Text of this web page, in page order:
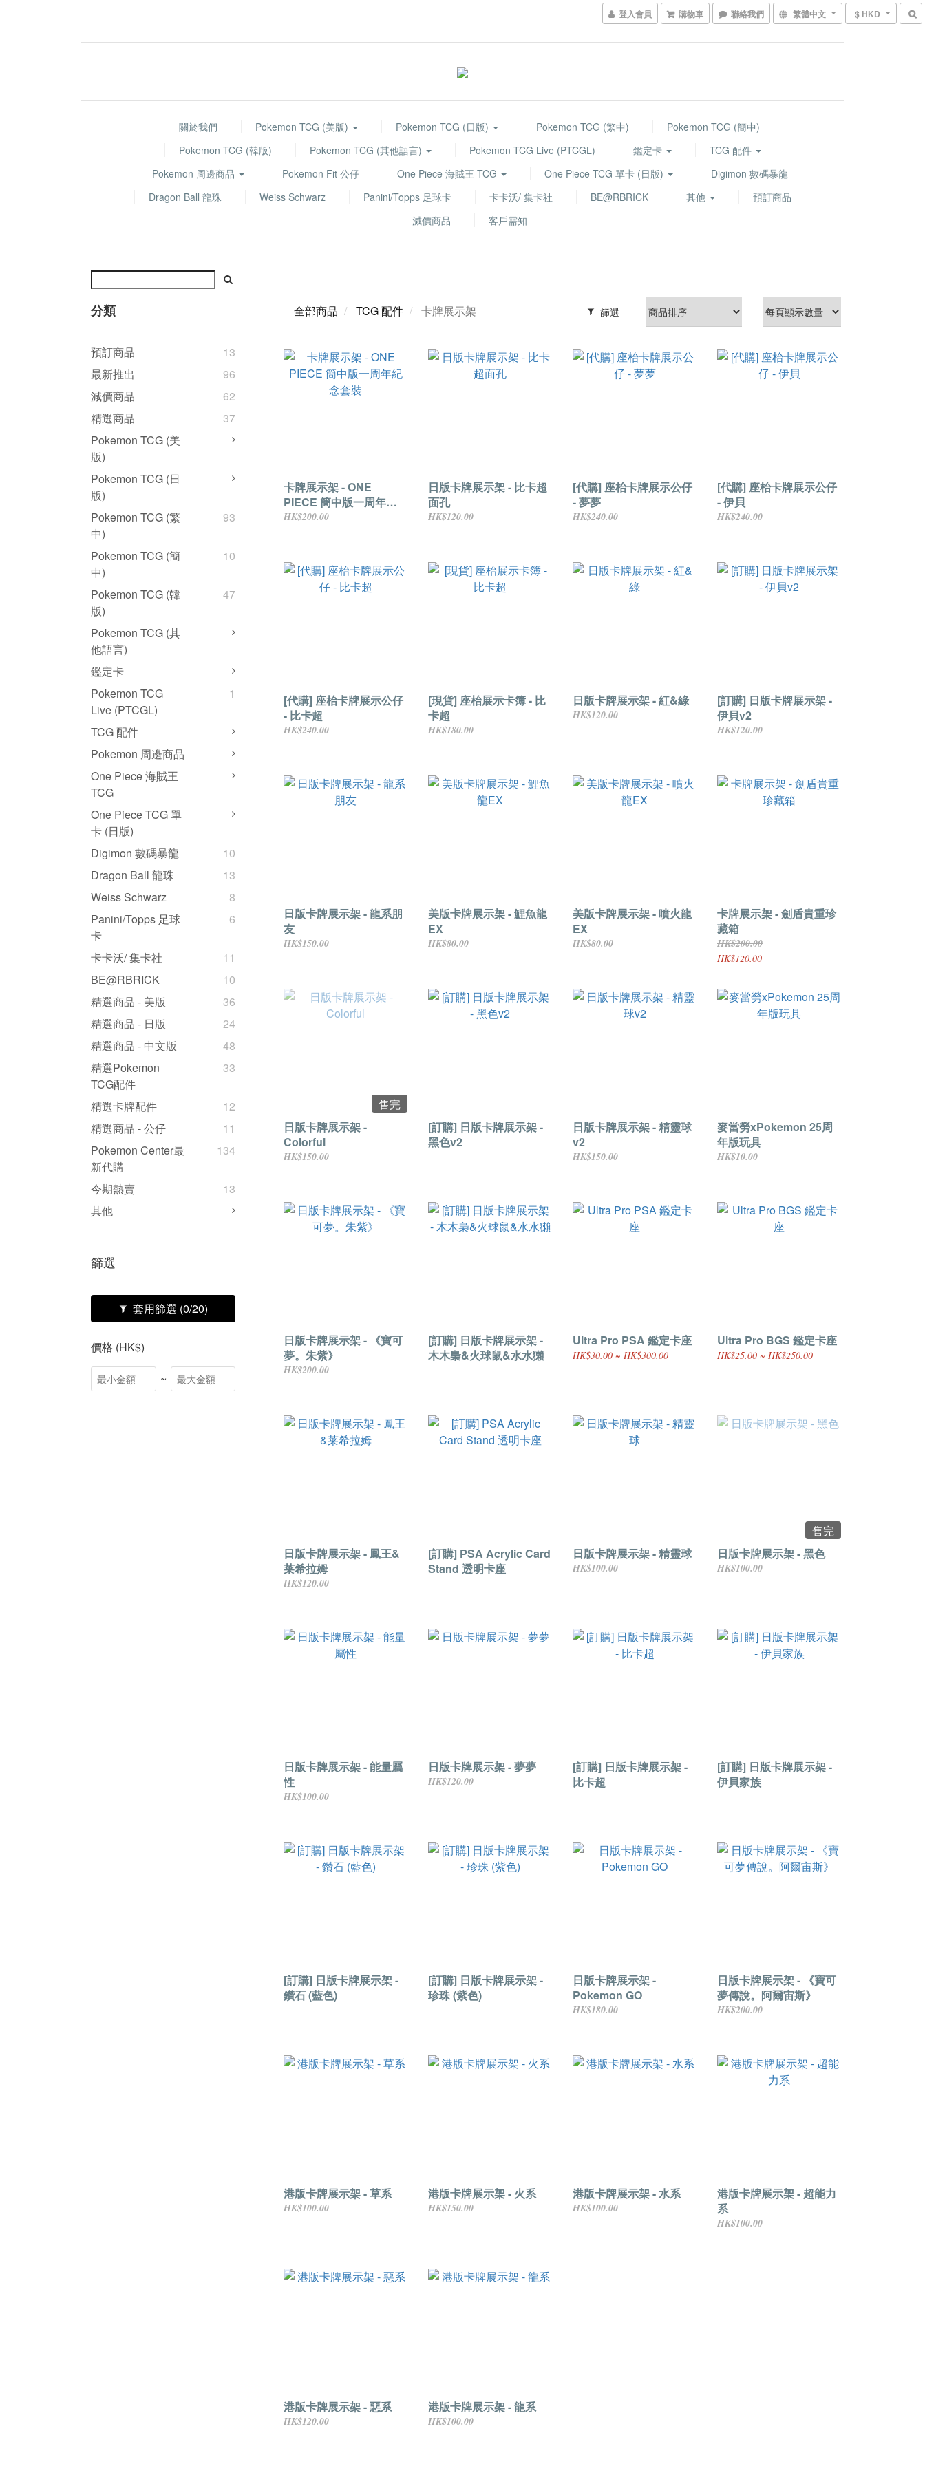
登入會員 購物車 聯絡我們 繁體中文 $ HKD
關於我們 Pokemon TCG (美版) Pokemon TCG (日版) Pokemon TCG (繁中)
Pokemon TCG (簡中)
Pokemon TCG (韓版)
Pokemon TCG (其他語言) Pokemon TCG Live (PTCGL) 鑑定卡
TCG 配件
Pokemon 周邊商品
Pokemon Fit 公仔 One Piece 海賊王 TCG One Piece TCG 單卡 (日版)
Digimon 數碼暴龍
Dragon Ball 龍珠
Weiss Schwarz Panini/Topps 足球卡 卡卡沃/ 集卡社 BE@RBRICK 其他
預訂商品
減價商品
客戶需知
分類
預訂商品
13
最新推出
96
減價商品
62
精選商品
37
Pokemon TCG (美
版)
Pokemon TCG (日
版)
Pokemon TCG (繁
中)
93
Pokemon TCG (簡
中)
10
Pokemon TCG (韓
版)
47
Pokemon TCG (其
他語言)
鑑定卡
Pokemon TCG
Live (PTCGL)
1
TCG 配件
Pokemon 周邊商品
One Piece 海賊王
TCG
One Piece TCG 單
卡 (日版)
Digimon 數碼暴龍
10
Dragon Ball 龍珠
13
Weiss Schwarz
8
Panini/Topps 足球
卡
6
卡卡沃/ 集卡社
11
BE@RBRICK
10
精選商品 - 美版
36
精選商品 - 日版
24
精選商品 - 中文版
48
精選Pokemon
TCG配件
33
精選卡牌配件
12
精選商品 - 公仔
11
Pokemon Center最
新代購
134
今期熱賣
13
其他
篩選
套用篩選 (0/20)
價格 (HK$)
~
篩選
全部商品 TCG 配件 卡牌展示架
卡牌展示架 - ONE
PIECE 簡中版一周年紀
念套裝
HK$200.00
日版卡牌展示架 - 比卡超
面孔
HK$120.00
[代購] 座枱卡牌展示公仔
- 夢夢
HK$240.00
[代購] 座枱卡牌展示公仔
- 伊貝
HK$240.00
[代購] 座枱卡牌展示公仔
- 比卡超
HK$240.00
[現貨] 座枱展示卡簿 - 比
卡超
HK$180.00
日版卡牌展示架 - 紅&綠
HK$120.00
[訂購] 日版卡牌展示架 -
伊貝v2
HK$120.00
日版卡牌展示架 - 龍系朋
友
HK$150.00
美版卡牌展示架 - 鯉魚龍
EX
HK$80.00
美版卡牌展示架 - 噴火龍
EX
HK$80.00
卡牌展示架 - 劍盾貴重珍
藏箱
HK$200.00
HK$120.00
售完
日版卡牌展示架 -
Colorful
HK$150.00
[訂購] 日版卡牌展示架 -
黑色v2
日版卡牌展示架 - 精靈球
v2
HK$150.00
麥當勞xPokemon 25周
年版玩具
HK$10.00
日版卡牌展示架 - 《寶可
夢。朱紫》
HK$200.00
[訂購] 日版卡牌展示架 -
木木梟&火球鼠&水水獺
Ultra Pro PSA 鑑定卡座
HK$30.00 ~ HK$300.00
Ultra Pro BGS 鑑定卡座
HK$25.00 ~ HK$250.00
日版卡牌展示架 - 鳳王&
莱希拉姆
HK$120.00
[訂購] PSA Acrylic Card
Stand 透明卡座
日版卡牌展示架 - 精靈球
HK$100.00
售完
日版卡牌展示架 - 黑色
HK$100.00
日版卡牌展示架 - 能量屬
性
HK$100.00
日版卡牌展示架 - 夢夢
HK$120.00
[訂購] 日版卡牌展示架 -
比卡超
[訂購] 日版卡牌展示架 -
伊貝家族
[訂購] 日版卡牌展示架 -
鑽石 (藍色)
[訂購] 日版卡牌展示架 -
珍珠 (紫色)
日版卡牌展示架 -
Pokemon GO
HK$180.00
日版卡牌展示架 - 《寶可
夢傳說。阿爾宙斯》
HK$200.00
港版卡牌展示架 - 草系
HK$100.00
港版卡牌展示架 - 火系
HK$150.00
港版卡牌展示架 - 水系
HK$100.00
港版卡牌展示架 - 超能力
系
HK$100.00
港版卡牌展示架 - 惡系
HK$120.00
港版卡牌展示架 - 龍系
HK$100.00